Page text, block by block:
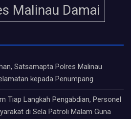
Malinau Damai
Satsamapta Polres Malinau
kepada Penumpang
Tiap Langkah Pengabdian, Personel
di Sela Patroli Malam Guna